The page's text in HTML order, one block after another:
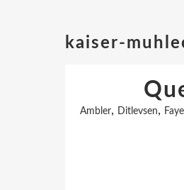
kaiser-
Ambler, Ditlevsen, Faye